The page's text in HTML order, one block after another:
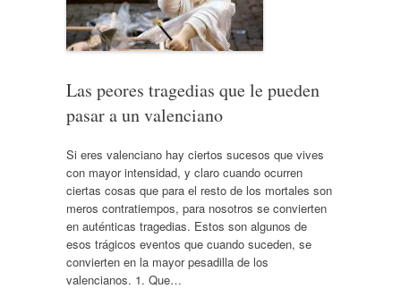
Las peores tragedias que le pueden
pasar a un valenciano
Si eres valenciano hay ciertos sucesos que vives
con mayor intensidad, y claro cuando ocurren
ciertas cosas que para el resto de los mortales son
meros contratiempos, para nosotros se convierten
en auténticas tragedias. Estos son algunos de
esos trágicos eventos que cuando suceden, se
convierten en la mayor pesadilla de los
valencianos. 1. Que…